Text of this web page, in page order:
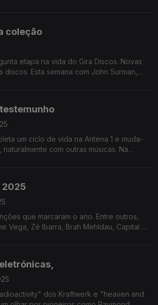
coleção
etapa na vida do Gira Discos. Novas
discos. Esta semana com John Surman,
um ciclo de vida na Antena 1 e muda-
2025
que marcaram o ano. Entre outros,
Vega, Zé Ibarra, Brah Mehldau, Capital da
dos Kraftwerk e "heaven and